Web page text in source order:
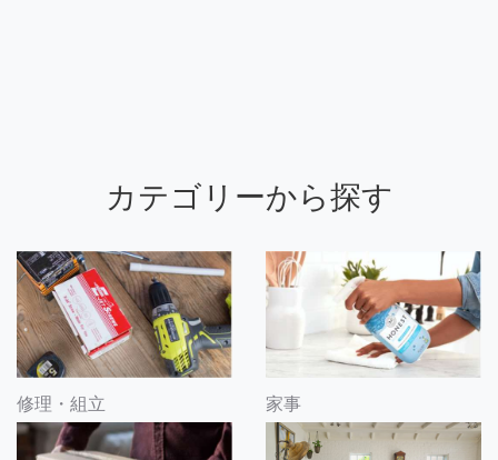
カテゴリーから探す
修理・組立 家事